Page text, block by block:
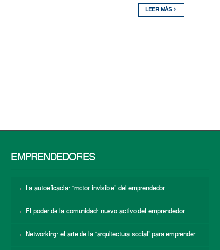
LEER MÁS
EMPRENDEDORES
La autoeficacia: “motor invisible” del emprendedor
El poder de la comunidad: nuevo activo del emprendedor
Networking: el arte de la “arquitectura social” para emprender